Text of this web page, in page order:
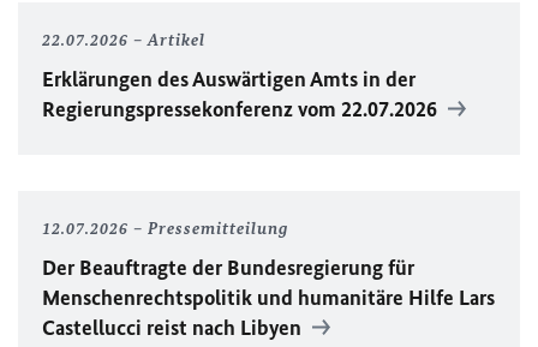
22.07.2026 Artikel
Erklärungen des Auswärtigen Amts in der
Regierungspressekonferenz vom 22.07.2026
12.07.2026 Pressemitteilung
Der Beauftragte der Bundesregierung für
Menschenrechtspolitik und humanitäre Hilfe Lars
Castellucci reist nach Libyen